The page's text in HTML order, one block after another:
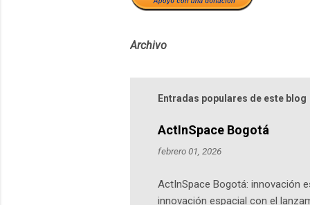
Archivo
Entradas populares de este blog
ActInSpace Bogotá
febrero 01, 2026
ActInSpace Bogotá: innovación
innovación espacial con el